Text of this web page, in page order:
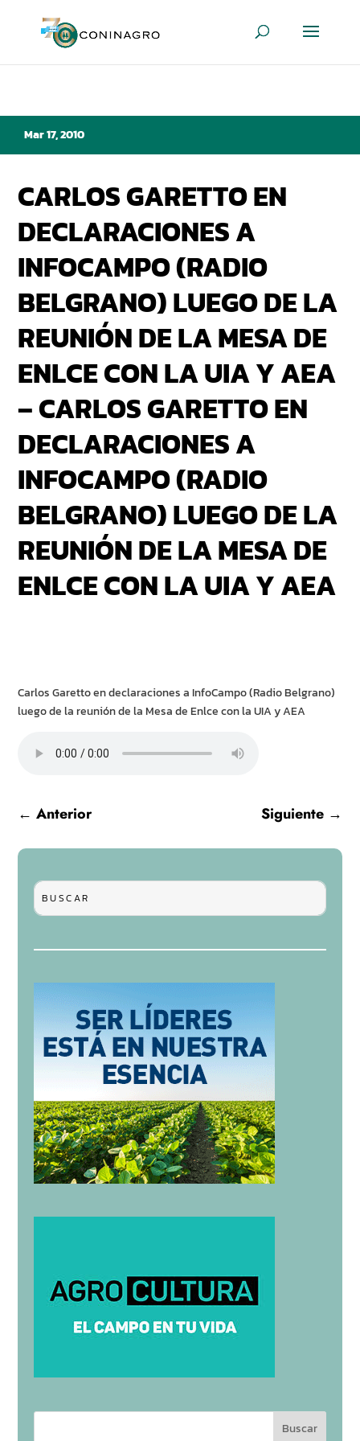
Mar 17, 2010
CARLOS GARETTO EN
DECLARACIONES A
INFOCAMPO (RADIO
BELGRANO) LUEGO DE LA
REUNIÓN DE LA MESA DE
ENLCE CON LA UIA Y AEA
– CARLOS GARETTO EN
DECLARACIONES A
INFOCAMPO (RADIO
BELGRANO) LUEGO DE LA
REUNIÓN DE LA MESA DE
ENLCE CON LA UIA Y AEA
Carlos Garetto en declaraciones a InfoCampo (Radio Belgrano)
luego de la reunión de la Mesa de Enlce con la UIA y AEA
←Anterior Siguiente→